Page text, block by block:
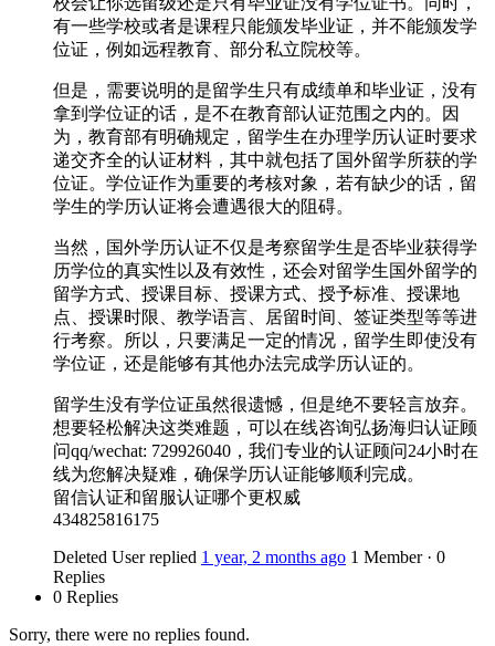
有一些学校或者是课程只能颁发毕业证，并不能颁发学
位证，例如远程教育、部分私立院校等。
但是，需要说明的是留学生只有成绩单和毕业证，没有
拿到学位证的话，是不在教育部认证范围之内的。因
为，教育部有明确规定，留学生在办理学历认证时要求
递交齐全的认证材料，其中就包括了国外留学所获的学
位证。学位证作为重要的考核对象，若有缺少的话，留
学生的学历认证将会遭遇很大的阻碍。
当然，国外学历认证不仅是考察留学生是否毕业获得学
历学位的真实性以及有效性，还会对留学生国外留学的
留学方式、授课目标、授课方式、授予标准、授课地
点、授课时限、教学语言、居留时间、签证类型等等进
行考察。所以，只要满足一定的情况，留学生即使没有
学位证，还是能够有其他办法完成学历认证的。
留学生没有学位证虽然很遗憾，但是绝不要轻言放弃。
想要轻松解决这类难题，可以在线咨询弘扬海归认证顾
问qq/wechat: 729926040，我们专业的认证顾问24小时在
线为您解决疑难，确保学历认证能够顺利完成。
留信认证和留服认证哪个更权威
434825816175
Deleted User replied 1 year, 2 months ago 1 Member · 0
Replies
0 Replies
Sorry, there were no replies found.